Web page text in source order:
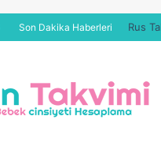
Son Dakika Haberleri Rus